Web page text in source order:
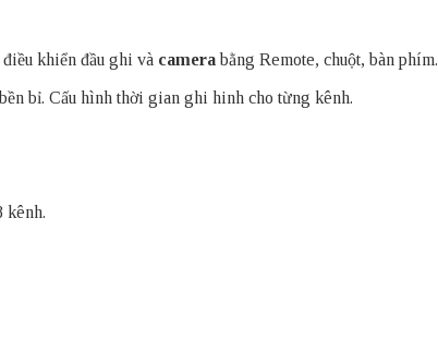
khiển đầu ghi và camerabằng Remote, chuột, bàn phím.
bỉ. Cấu hình thời gian ghi hinh cho từng kênh.
kênh.